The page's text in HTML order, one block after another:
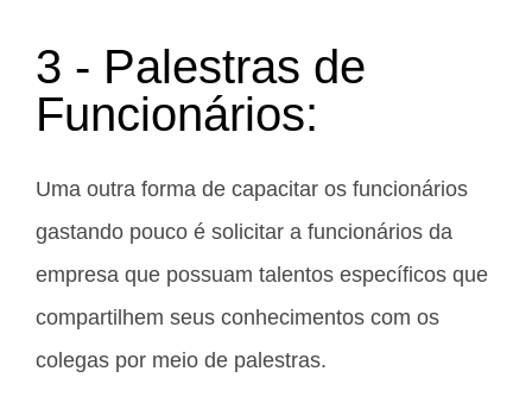
3 - Palestras de
Funcionários:
Uma outra forma de capacitar os funcionários
gastando pouco é solicitar a funcionários da
empresa que possuam talentos específicos que
compartilhem seus conhecimentos com os
colegas por meio de palestras.